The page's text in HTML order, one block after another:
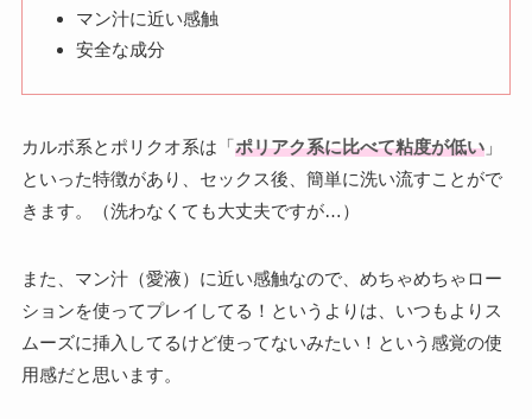
マン汁に近い感触
安全な成分
カルボ系とポリクオ系は「ポリアク系に比べて粘度が低い」
といった特徴があり、セックス後、簡単に洗い流すことがで
きます。（洗わなくても大丈夫ですが…）
また、マン汁（愛液）に近い感触なので、めちゃめちゃロー
ションを使ってプレイしてる！というよりは、いつもよりス
ムーズに挿入してるけど使ってないみたい！という感覚の使
用感だと思います。